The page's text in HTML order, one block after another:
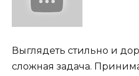
Выглядеть стильно и
сложная задача.